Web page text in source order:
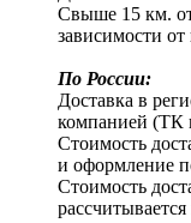
Свыше 15 км.
зависимости
По России:
Доставка в
компанией (ТК
Стоимость
и оформление
Стоимость